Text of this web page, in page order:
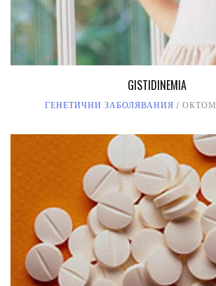
GISTIDINEMIA
ГЕНЕТИЧНИ ЗАБОЛЯВАНИЯ